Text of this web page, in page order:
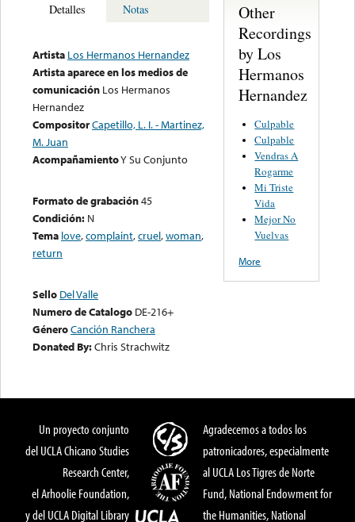
Detalles Notas
Artista Los Hermanos Hernandez
Artista aparece en los medios de
comunicación Los Hermanos
Hernandez
CompositorCapetillo, L. I. - Martinez,
M. Juan
AcompañamientoY Su Conjunto
Formato de grabación45
Condición: N
Tema love,complaint,cruel,woman,
return
Sello Del Valle
Numero de Catalogo DE-216+
GéneroCanción Ranchera
Donated By:Chris Strachwitz
Other
Recordings
by Los
Hermanos
Hernandez
Culpable
Culpable
Vendras A
Rogarme
Mi Triste
Vida
Mejor No
Vuelvas
More
Un proyecto conjunto
del UCLA Chicano Studies
Research Center,
el Arhoolie Foundation,
y del UCLA Digital Library
Agradecemos a todos los
patronicadores, especialmente
al UCLA Los Tigres de Norte
Fund, National Endowment for
the Humanities, National